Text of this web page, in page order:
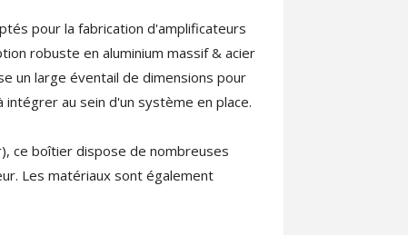
pour la fabrication d'amplificateurs
robuste enaluminium massif & acier
un large éventail de dimensions pour
au sein d'un système en place.
ce boîtier dispose de nombreuses
Les matériaux sont également